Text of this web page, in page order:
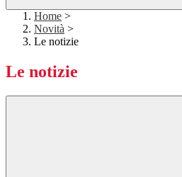
Home >
Novità >
Le notizie
Le notizie